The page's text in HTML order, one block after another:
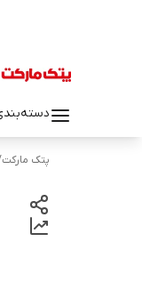
پتک مارکت